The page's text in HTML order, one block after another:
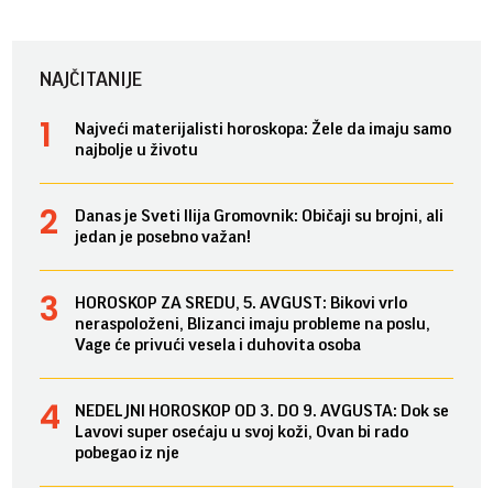
NAJČITANIJE
Najveći materijalisti horoskopa: Žele da imaju samo
najbolje u životu
Danas je Sveti Ilija Gromovnik: Običaji su brojni, ali
jedan je posebno važan!
HOROSKOP ZA SREDU, 5. AVGUST: Bikovi vrlo
neraspoloženi, Blizanci imaju probleme na poslu,
Vage će privući vesela i duhovita osoba
NEDELJNI HOROSKOP OD 3. DO 9. AVGUSTA: Dok se
Lavovi super osećaju u svoj koži, Ovan bi rado
pobegao iz nje